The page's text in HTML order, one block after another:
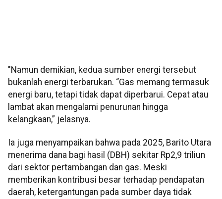
"Namun demikian, kedua sumber energi tersebut
bukanlah energi terbarukan. “Gas memang termasuk
energi baru, tetapi tidak dapat diperbarui. Cepat atau
lambat akan mengalami penurunan hingga
kelangkaan,” jelasnya.
Ia juga menyampaikan bahwa pada 2025, Barito Utara
menerima dana bagi hasil (DBH) sekitar Rp2,9 triliun
dari sektor pertambangan dan gas. Meski
memberikan kontribusi besar terhadap pendapatan
daerah, ketergantungan pada sumber daya tidak